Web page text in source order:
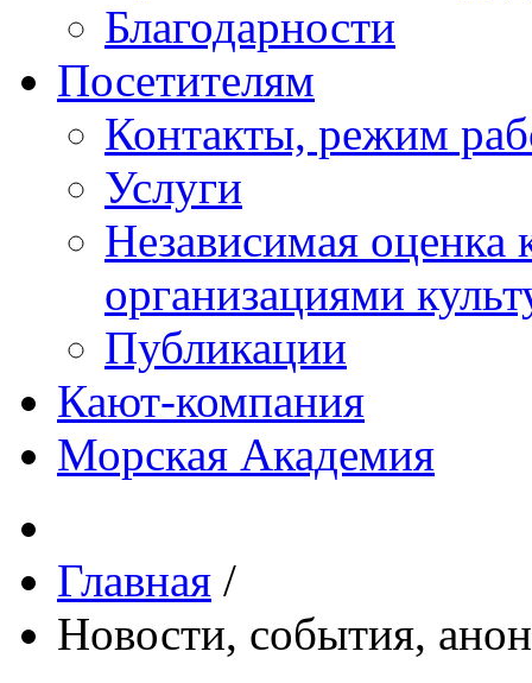
Благодарности
Посетителям
Контакты, режим
Услуги
Независимая оценка
организациями
Публикации
Кают-компания
Морская Академия
Главная /
Новости, события,